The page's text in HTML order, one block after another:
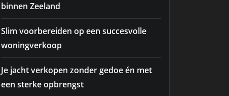
binnen Zeeland
Slim voorbereiden op een succesvolle
woningverkoop
Je jacht verkopen zonder gedoe én met
een sterke opbrengst